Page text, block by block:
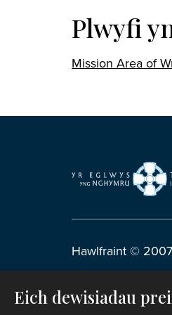
Plwyfi
Mission Area of
Hawlfraint ©
Telerau ac
Eich dewisiadau